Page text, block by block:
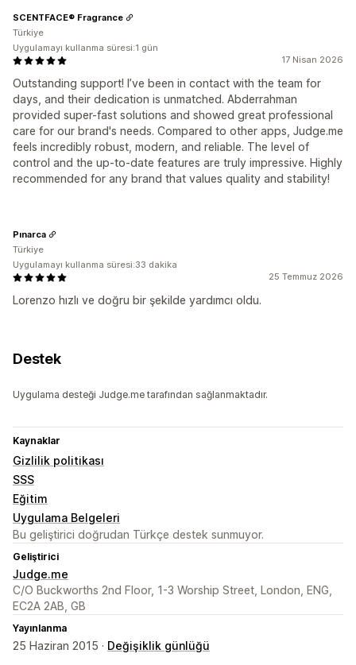
17 Nisan 2026
Outstanding support! I’ve been in contact with the team for
days, and their dedication is unmatched. Abderrahman
provided super-fast solutions and showed great professional
care for our brand's needs. Compared to other apps, Judge.me
feels incredibly robust, modern, and reliable. The level of
control and the up-to-date features are truly impressive. Highly
recommended for any brand that values quality and stability!
SCENTFACE® Fragrance
Türkiye
Uygulamayı kullanma süresi:1 gün
25 Temmuz 2026
Lorenzo hızlı ve doğru bir şekilde yardımcı oldu.
Pınarca
Türkiye
Uygulamayı kullanma süresi:33 dakika
Destek
Uygulama desteği Judge.me tarafından sağlanmaktadır.
Kaynaklar
Gizlilik politikası
SSS
Eğitim
Uygulama Belgeleri
Bu geliştirici doğrudan Türkçe destek sunmuyor.
Geliştirici
Judge.me
C/O Buckworths 2nd Floor, 1-3 Worship Street, London, ENG,
EC2A 2AB, GB
Yayınlanma
25 Haziran 2015 · Değişiklik günlüğü